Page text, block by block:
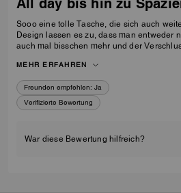
Sooo eine tolle Tasche, die sich auch
Design lassen es zu, dass man entweder
auch mal bisschen mehr und der
bin soooo happy!! ❤️❤️❤️
MEHR ERFAHREN
Freunden empfehlen: Ja
Verifizierte Bewertung
War diese Bewertung hilfreich?